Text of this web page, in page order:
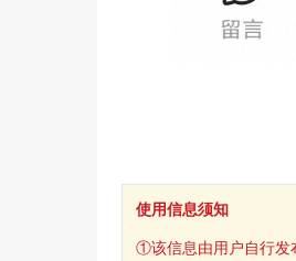
使用信息须知
①该信息由用户自行发